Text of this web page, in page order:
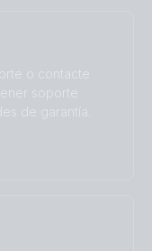
o contacte
soporte
de garantía.